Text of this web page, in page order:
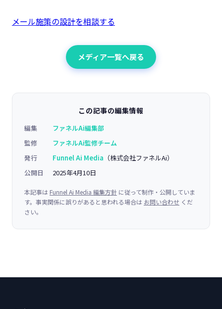
メール施策の設計を相談する
メディア一覧へ戻る
この記事の編集情報
編集
ファネルAi編集部
監修
ファネルAi監修チーム
発行
Funnel Ai Media （株式会社ファネルAi）
公開日
2025年4月10日
本記事は Funnel Ai Media 編集方針 に従って制作・公開していま
す。事実関係に誤りがあると思われる場合は お問い合わせ くだ
さい。